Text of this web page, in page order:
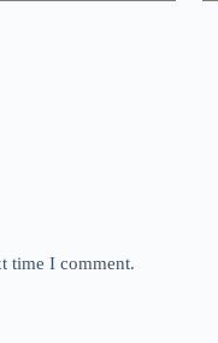
time I comment.